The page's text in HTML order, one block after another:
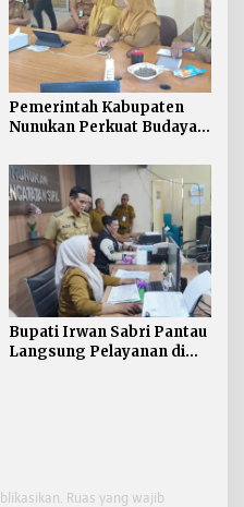
Pemerintah Kabupaten
Nunukan Perkuat Budaya
Publik
Bupati Irwan Sabri Pantau
Langsung Pelayanan di
Ruas yang wajib